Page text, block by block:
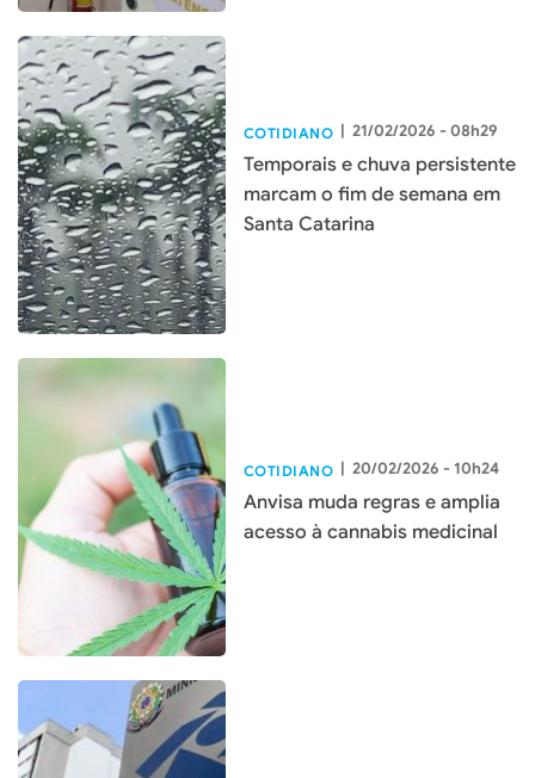
COTIDIANO | 21/02/2026 - 08h29
Temporais e chuva persistente
marcam o fim de semana em
Santa Catarina
COTIDIANO | 20/02/2026 - 10h24
Anvisa muda regras e amplia
acesso à cannabis medicinal